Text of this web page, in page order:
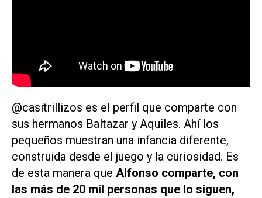
@casitrillizos es el perfil que comparte con
sus hermanos Baltazar y Aquiles. Ahí los
pequeños muestran una infancia diferente,
construida desde el juego y la curiosidad. Es
de esta manera que Alfonso comparte, con
las más de 20 mil personas que lo siguen,